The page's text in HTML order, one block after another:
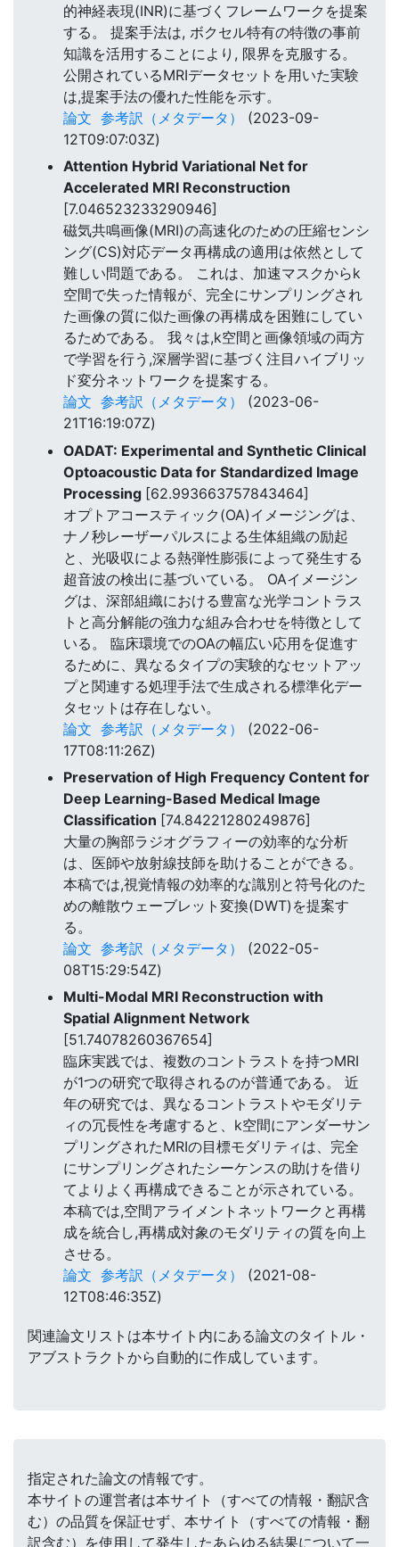
的神経表現(INR)に基づくフレームワークを提案
する。 提案手法は, ボクセル特有の特徴の事前
知識を活用することにより, 限界を克服する。
公開されているMRIデータセットを用いた実験
は,提案手法の優れた性能を示す。
論文 参考訳（メタデータ）
(2023-09-
12T09:07:03Z)
Attention Hybrid Variational Net for
Accelerated MRI Reconstruction
[7.046523233290946]
磁気共鳴画像(MRI)の高速化のための圧縮センシ
ング(CS)対応データ再構成の適用は依然として
難しい問題である。 これは、加速マスクからk
空間で失った情報が、完全にサンプリングされ
た画像の質に似た画像の再構成を困難にしてい
るためである。 我々は,k空間と画像領域の両方
で学習を行う,深層学習に基づく注目ハイブリッ
ド変分ネットワークを提案する。
論文 参考訳（メタデータ）
(2023-06-
21T16:19:07Z)
OADAT: Experimental and Synthetic Clinical
Optoacoustic Data for Standardized Image
Processing [62.993663757843464]
オプトアコースティック(OA)イメージングは、
ナノ秒レーザーパルスによる生体組織の励起
と、光吸収による熱弾性膨張によって発生する
超音波の検出に基づいている。 OAイメージン
グは、深部組織における豊富な光学コントラス
トと高分解能の強力な組み合わせを特徴として
いる。 臨床環境でのOAの幅広い応用を促進す
るために、異なるタイプの実験的なセットアッ
プと関連する処理手法で生成される標準化デー
タセットは存在しない。
論文 参考訳（メタデータ）
(2022-06-
17T08:11:26Z)
Preservation of High Frequency Content for
Deep Learning-Based Medical Image
Classification [74.84221280249876]
大量の胸部ラジオグラフィーの効率的な分析
は、医師や放射線技師を助けることができる。
本稿では,視覚情報の効率的な識別と符号化のた
めの離散ウェーブレット変換(DWT)を提案す
る。
論文 参考訳（メタデータ）
(2022-05-
08T15:29:54Z)
Multi-Modal MRI Reconstruction with
Spatial Alignment Network
[51.74078260367654]
臨床実践では、複数のコントラストを持つMRI
が1つの研究で取得されるのが普通である。 近
年の研究では、異なるコントラストやモダリテ
ィの冗長性を考慮すると、k空間にアンダーサン
プリングされたMRIの目標モダリティは、完全
にサンプリングされたシーケンスの助けを借り
てよりよく再構成できることが示されている。
本稿では,空間アライメントネットワークと再構
成を統合し,再構成対象のモダリティの質を向上
させる。
論文 参考訳（メタデータ）
(2021-08-
12T08:46:35Z)
関連論文リストは本サイト内にある論文のタイトル・
アブストラクトから自動的に作成しています。
指定された論文の情報です。
本サイトの運営者は本サイト（すべての情報・翻訳含
む）の品質を保証せず、本サイト（すべての情報・翻
訳含む）を使用して発生したあらゆる結果について一